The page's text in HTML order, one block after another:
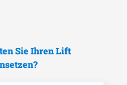
Sie Ihren Lift